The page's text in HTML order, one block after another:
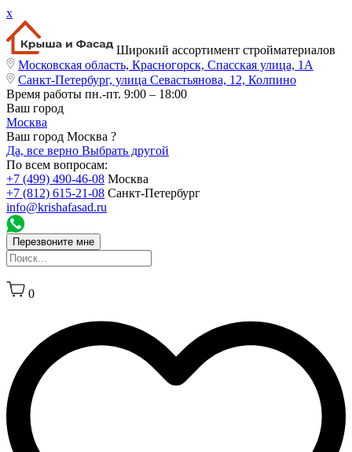
x
Широкий ассортимент стройматериалов
Московская область, Красногорск, Спасская улица, 1А
Санкт-Петербург, улица Севастьянова, 12, Колпино
Время работы пн.-пт. 9:00 – 18:00
Ваш город
Москва
Ваш город Москва ?
Да, все верно Выбрать другой
По всем вопросам:
+7 (499) 490-46-08 Москва
+7 (812) 615-21-08 Санкт-Петербург
info@krishafasad.ru
Перезвоните мне
0